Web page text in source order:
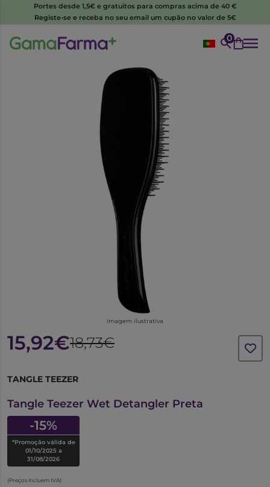
Portes desde 1,5€ e gratuitos para compras acima de 40 €
Registe-se e receba no seu email um cupão no valor de 5€
0
Imagem ilustrativa
15,92€18,73€
TANGLE TEEZER
Tangle Teezer Wet Detangler Preta
-15%
*Promoção válida de
01/10/2025 a
31/08/2026
(Preços incluem IVA)